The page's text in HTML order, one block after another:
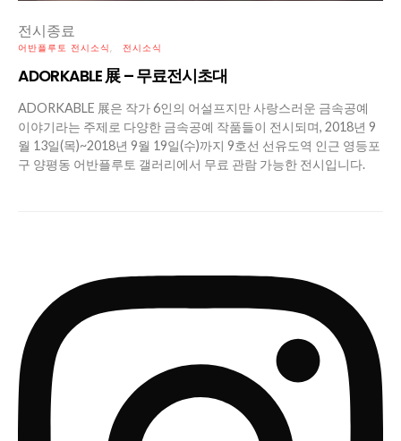
전시종료
어반플루토 전시소식 전시소식
ADORKABLE 展 – 무료전시초대
ADORKABLE 展은 작가 6인의 어설프지만 사랑스러운 금속공예
이야기라는 주제로 다양한 금속공예 작품들이 전시되며, 2018년 9
월 13일(목)~2018년 9월 19일(수)까지 9호선 선유도역 인근 영등포
구 양평동 어반플루토 갤러리에서 무료 관람 가능한 전시입니다.